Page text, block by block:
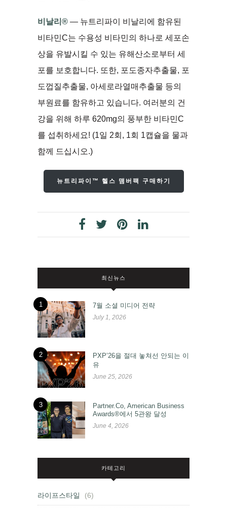
비날리® — 뉴트리파이 비날리에 함유된
비타민C는 수용성 비타민의 하나로 세포손
상을 유발시킬 수 있는 유해산소로부터 세
포를 보호합니다. 또한, 포도종자추출물, 포
도껍질추출물, 아세로라열매추출물 등의
부원료를 함유하고 있습니다. 여러분의 건
강을 위해 하루 620mg의 풍부한 비타민C
를 섭취하세요! (1일 2회, 1회 1캡슐을 물과
함께 드십시오.)
뉴트리파이™ 헬스 맴버팩 구매하기
최신뉴스
1 7월 소셜 미디어 전략
July 1, 2026
2
PXP’26을 절대 놓쳐선 안되는 이
유
June 25, 2026
3
Partner.Co, American Business
Awards®에서 5관왕 달성
June 4, 2026
카테고리
라이프스타일 (6)